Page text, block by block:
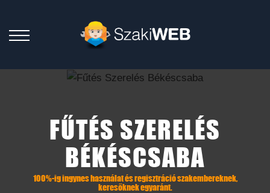
FŰTÉS SZERELÉS
BÉKÉSCSABA
100%-ig ingynes használat és regisztráció szakembereknek,
keresőknek egyaránt.